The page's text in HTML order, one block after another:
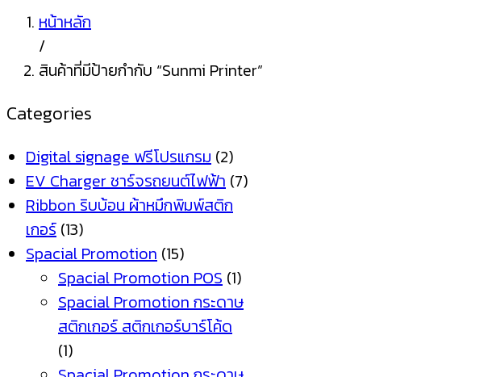
หน้าหลัก
/
สินค้าที่มีป้ายกำกับ “Sunmi Printer”
Categories
Digital signage ฟรีโปรแกรม (2)
EV Charger ชาร์จรถยนต์ไฟฟ้า (7)
Ribbon ริบบ้อน ผ้าหมึกพิมพ์สติก
เกอร์ (13)
Spacial Promotion (15)
Spacial Promotion POS (1)
Spacial Promotion กระดาษ
สติกเกอร์ สติกเกอร์บาร์โค้ด
(1)